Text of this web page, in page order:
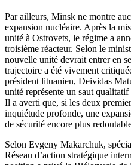
Par ailleurs, Minsk ne montre
expansion nucléaire. Après la
unité à Ostrovets, le régime a
troisième réacteur. Selon le
nouvelle unité devrait entrer en
trajectoire a été vivement
président lituanien, Deividas
unité représente un saut
Il a averti que, si les deux
inquiétude profonde, une
de sécurité encore plus
Selon Evgeny Makarchuk,
Réseau d’action stratégique